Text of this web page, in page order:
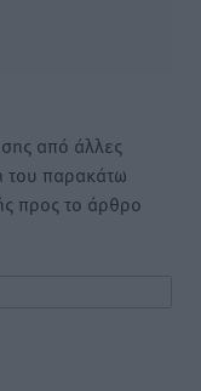
από άλλες
του παρακάτω
προς το άρθρο